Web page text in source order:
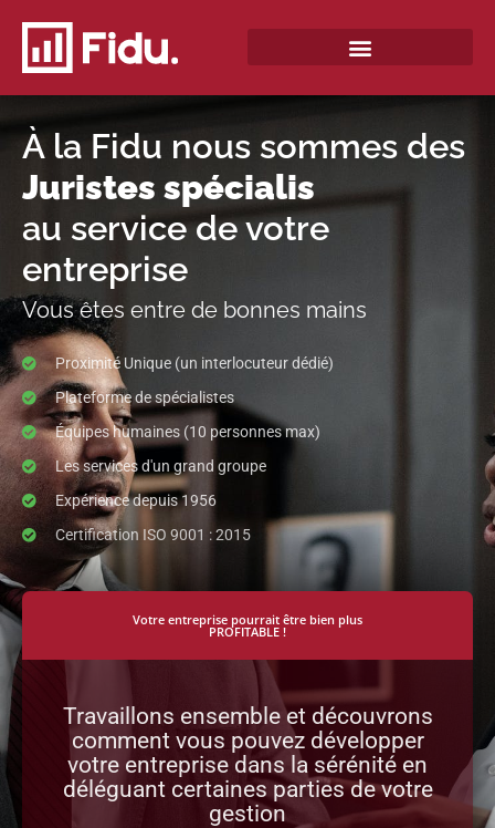
À la Fidu nous sommes des
au service de votre
entreprise
Vous êtes entre de bonnes mains
Proximité Unique (un interlocuteur dédié)
Plateforme de spécialistes
Équipes humaines (10 personnes max)
Les services d'un grand groupe
Expérience depuis 1956
Certification ISO 9001 : 2015
Votre entreprise pourrait être bien plus
PROFITABLE !
Travaillons ensemble et découvrons
comment vous pouvez développer
votre entreprise dans la sérénité en
déléguant certaines parties de votre
gestion